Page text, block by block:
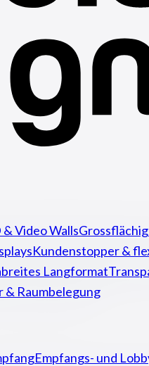
& Video Walls
Kundenstopper &
Langformat
& Raumbelegung
Empfangs- und